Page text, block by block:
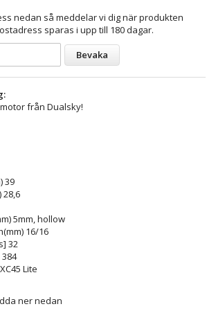
nedan så meddelar vi dig när produkten
sparas i upp till 180 dagar.
Bevaka
från Dualsky!
39
28,6
5mm, hollow
16/16
32
Lite
ner nedan